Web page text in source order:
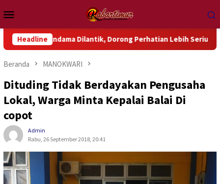
ke
kontenMobile
HeadlineDilantik, Dorong Perhatian Lebih Serius Terhadap Isu
Beranda MANOKWARI
Dituding Tidak Berdayakan Pengusaha
Lokal, Warga Minta Kepalai Balai Di
copot
Admin
Rabu, 26 September 2018, 20:41